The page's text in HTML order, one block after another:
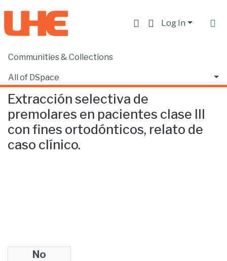
Log In
Communities & Collections
All of DSpace
Statistics
Home
Extracción selectiva de
premolares en pacientes clase III
con fines ortodónticos, relato de
caso clínico.
No